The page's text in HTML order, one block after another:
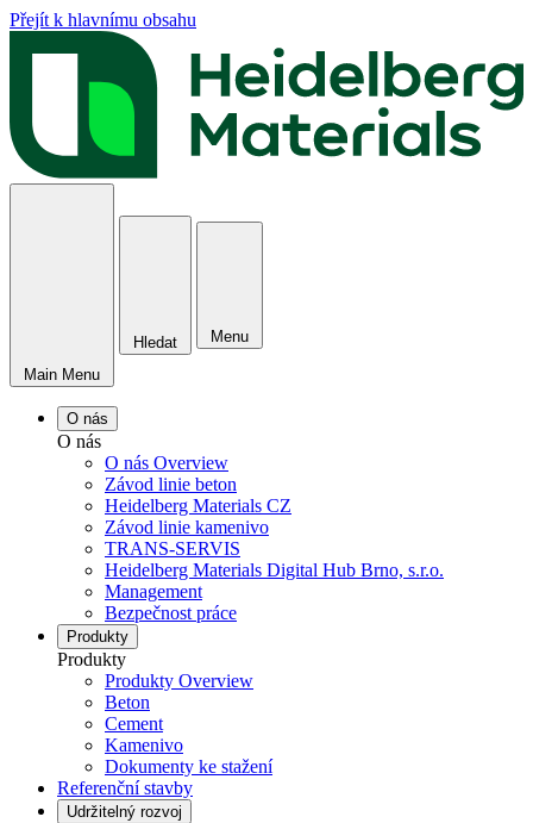
Přejít k hlavnímu obsahu
Main Menu
Hledat Menu
O nás
O nás
O nás Overview
Závod linie beton
Heidelberg Materials CZ
Závod linie kamenivo
TRANS-SERVIS
Heidelberg Materials Digital Hub Brno, s.r.o.
Management
Bezpečnost práce
Produkty
Produkty
Produkty Overview
Beton
Cement
Kamenivo
Dokumenty ke stažení
Referenční stavby
Udržitelný rozvoj